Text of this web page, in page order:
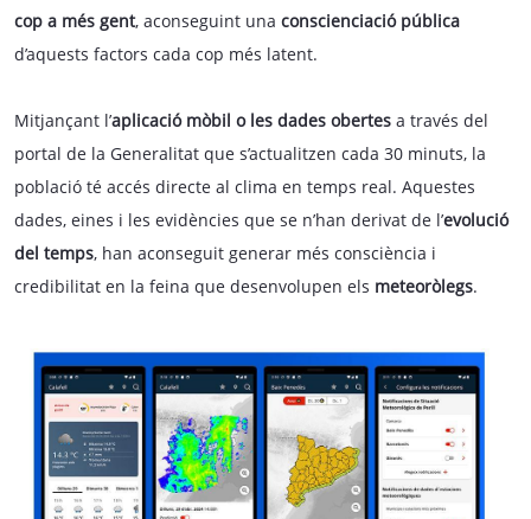
cop a més gent, aconseguint una conscienciació pública
d’aquests factors cada cop més latent.
Mitjançant l’aplicació mòbil o les dades obertes a través del
portal de la Generalitat que s’actualitzen cada 30 minuts, la
població té accés directe al clima en temps real. Aquestes
dades, eines i les evidències que se n’han derivat de l’evolució
del temps, han aconseguit generar més consciència i
credibilitat en la feina que desenvolupen els meteoròlegs.